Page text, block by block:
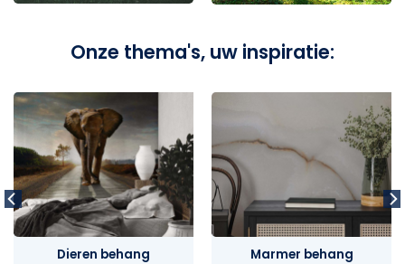
Onze thema's, uw inspiratie:
Dieren behang Marmer behang